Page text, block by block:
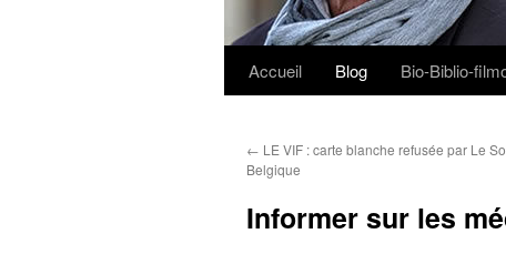
Aller
contenu
Accueil Blog Bio-Biblio-
← LE VIF : carte blanche refusée par Le
Belgique
Informer sur les